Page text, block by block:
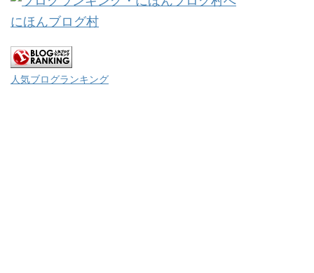
にほんブログ村
人気ブログランキング